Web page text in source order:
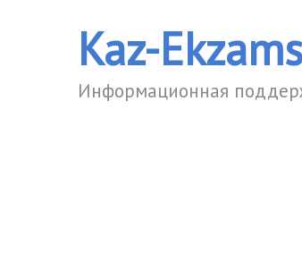
Kaz-
Информационная